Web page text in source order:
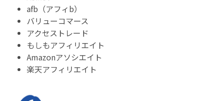
afb（アフィb）
バリューコマース
アクセストレード
もしもアフィリエイト
Amazonアソシエイト
楽天アフィリエイト